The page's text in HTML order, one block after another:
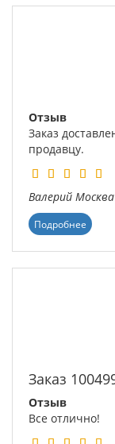
Отзыв
Заказ
продавцу.
Валерий Москва
Подробнее
Заказ
Отзыв
Все отлично!